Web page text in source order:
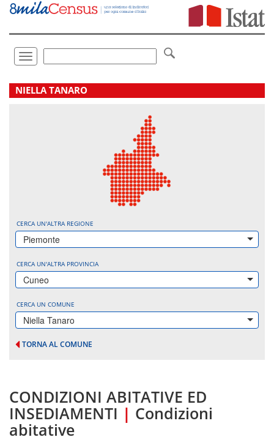
Vai
direttamente
Toggle
navigation
.
NIELLA TANARO
CERCA UN'ALTRA REGIONE
Piemonte
CERCA UN'ALTRA PROVINCIA
Cuneo
CERCA UN COMUNE
Niella Tanaro
TORNA AL COMUNE
CONDIZIONI ABITATIVE ED
INSEDIAMENTI | Condizioni
abitative